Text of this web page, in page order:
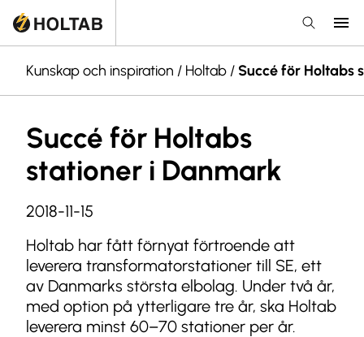
Kunskap och inspiration / Holtab / Succé för Holtabs
Succé för Holtabs
stationer i Danmark
2018-11-15
Holtab har fått förnyat förtroende att
leverera transformatorstationer till SE, ett
av Danmarks största elbolag. Under två år,
med option på ytterligare tre år, ska Holtab
leverera minst 60–70 stationer per år.